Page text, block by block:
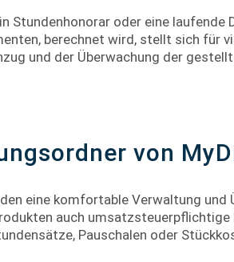
Stundenhonorar oder eine
berechnet wird, stellt sich für
und der Überwachung der
von
eine komfortable Verwaltung und
auch
Pauschalen oder